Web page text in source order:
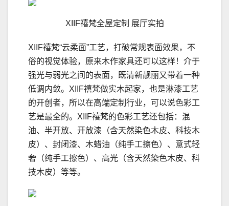
XIIF禧梵全屋定制 展厅实拍
XIIF禧梵“云柔面”工艺，打破常规表面效果，不
俗的视觉体验，原来木作家具还可以这样！介于
强光与弱光之间的表面，既清新靓丽又带着一种
低调内敛。XIIF禧梵做实木起家，也是淋漆工艺
的开创者，所以在高端定制行业，可以说色彩工
艺是最全的。XIIF禧梵的色彩工艺还包括：混
油、半开放、开放漆（含天然染色木皮、科技木
皮）、封闭漆、木蜡油（纯手工擦色）、意式轻
奢（纯手工擦色）、高光（含天然染色木皮、科
技木皮）等等。